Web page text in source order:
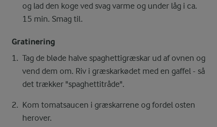
og lad den koge ved svag varme og under låg i ca.
15 min. Smag til.
Gratinering
Tag de bløde halve spaghettigræskar ud af ovnen og
vend dem om. Riv i græskarkødet med en gaffel - så
det trækker "spaghettitråde".
Kom tomatsaucen i græskarrene og fordel osten
herover.